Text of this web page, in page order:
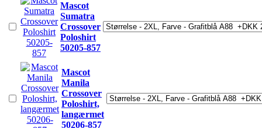
Mascot
Sumatra
Crossover
Poloshirt
50205-857
Mascot
Manila
Crossover
Poloshirt,
langærmet
50206-857